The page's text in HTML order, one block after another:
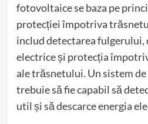
fotovoltaice se baza pe
protecției împotriva
includ detectarea fulgerului,
electrice și protecția
ale trăsnetului. Un sistem
trebuie să fie capabil să
util și să descarce energia